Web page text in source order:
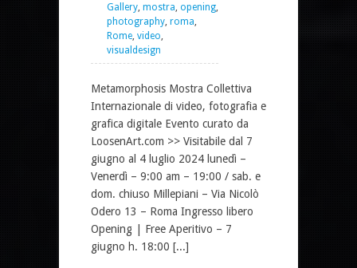
Gallery mostra opening
photography roma
Rome video
visualdesign
Metamorphosis Mostra Collettiva
Internazionale di video, fotografia e
grafica digitale Evento curato da
LoosenArt.com >> Visitabile dal 7
giugno al 4 luglio 2024 lunedì –
Venerdì – 9:00 am – 19:00 / sab. e
dom. chiuso Millepiani – Via Nicolò
Odero 13 – Roma Ingresso libero
Opening | Free Aperitivo – 7
giugno h. 18:00 [...]